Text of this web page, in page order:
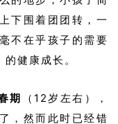
下围着团团转，一
不在乎孩子的需要
健康成长。
期
（12岁左右），
，然而此时已经错